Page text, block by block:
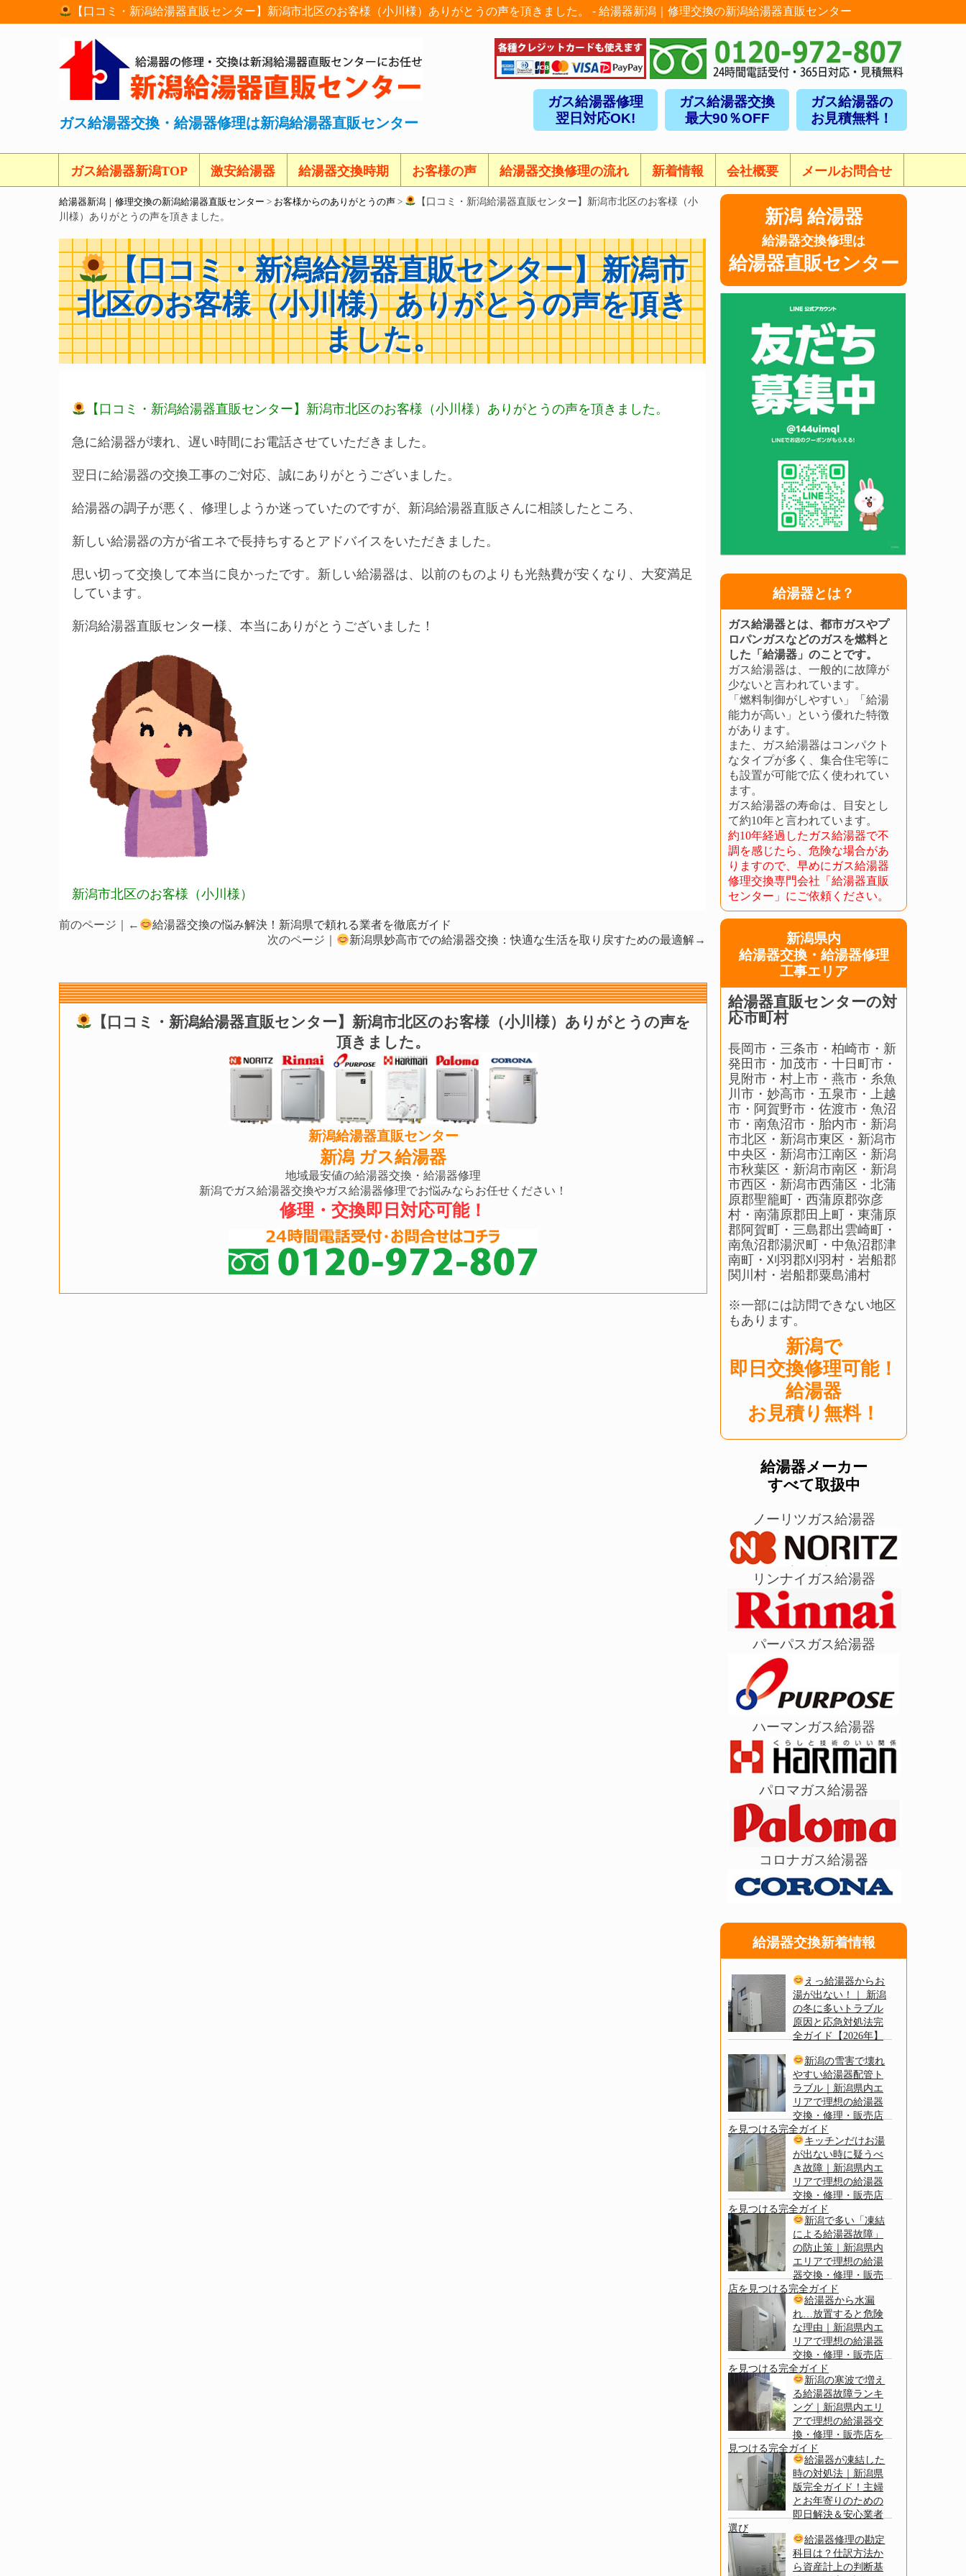
【口コミ・新潟給湯器直販センター】新潟市北区のお客様（小川様）ありがとうの声を頂きました。 - 給湯器新潟｜修理交換の新潟給湯器直販センター
ガス給湯器交換・給湯器修理は新潟給湯器直販センター
ガス給湯器の
お見積無料！
ガス給湯器交換
最大90％OFF
ガス給湯器修理
翌日対応OK!
ガス給湯器新潟TOP 激安給湯器 給湯器交換時期 お客様の声 給湯器交換修理の流れ 新着情報 会社概要 メールお問合せ
給湯器新潟｜修理交換の新潟給湯器直販センター > お客様からのありがとうの声 >
【口コミ・新潟給湯器直販センター】新潟市北区のお客様（小
川様）ありがとうの声を頂きました。
【口コミ・新潟給湯器直販センター】新潟市
北区のお客様（小川様）ありがとうの声を頂き
ました。
【口コミ・新潟給湯器直販センター】新潟市北区のお客様（小川様）ありがとうの声を頂きました。
急に給湯器が壊れ、遅い時間にお電話させていただきました。
翌日に給湯器の交換工事のご対応、誠にありがとうございました。
給湯器の調子が悪く、修理しようか迷っていたのですが、新潟給湯器直販さんに相談したところ、
新しい給湯器の方が省エネで長持ちするとアドバイスをいただきました。
思い切って交換して本当に良かったです。新しい給湯器は、以前のものよりも光熱費が安くなり、大変満足
しています。
新潟給湯器直販センター様、本当にありがとうございました！
新潟市北区のお客様（小川様）
前のページ｜←
給湯器交換の悩み解決！新潟県で頼れる業者を徹底ガイド
次のページ｜
新潟県妙高市での給湯器交換：快適な生活を取り戻すための最適解→
【口コミ・新潟給湯器直販センター】新潟市北区のお客様（小川様）ありがとうの声を
頂きました。
新潟給湯器直販センター
新潟 ガス給湯器
地域最安値の給湯器交換・給湯器修理
新潟でガス給湯器交換やガス給湯器修理でお悩みならお任せください！
修理・交換即日対応可能！
新潟 給湯器
給湯器交換修理は
給湯器直販センター
給湯器とは？
ガス給湯器とは、都市ガスやプ
ロパンガスなどのガスを燃料と
した「給湯器」のことです。
ガス給湯器は、一般的に故障が
少ないと言われています。
「燃料制御がしやすい」「給湯
能力が高い」という優れた特徴
があります。
また、ガス給湯器はコンパクト
なタイプが多く、集合住宅等に
も設置が可能で広く使われてい
ます。
ガス給湯器の寿命は、目安とし
て約10年と言われています。
約10年経過したガス給湯器で不
調を感じたら、危険な場合があ
りますので、早めにガス給湯器
修理交換専門会社「給湯器直販
センター」にご依頼ください。
新潟県内
給湯器交換・給湯器修理
工事エリア
給湯器直販センターの対
応市町村
長岡市・三条市・柏崎市・新
発田市・加茂市・十日町市・
見附市・村上市・燕市・糸魚
川市・妙高市・五泉市・上越
市・阿賀野市・佐渡市・魚沼
市・南魚沼市・胎内市・新潟
市北区・新潟市東区・新潟市
中央区・新潟市江南区・新潟
市秋葉区・新潟市南区・新潟
市西区・新潟市西蒲区・北蒲
原郡聖籠町・西蒲原郡弥彦
村・南蒲原郡田上町・東蒲原
郡阿賀町・三島郡出雲崎町・
南魚沼郡湯沢町・中魚沼郡津
南町・刈羽郡刈羽村・岩船郡
関川村・岩船郡粟島浦村
※一部には訪問できない地区
もあります。
新潟で
即日交換修理可能！
給湯器
お見積り無料！
給湯器メーカー
すべて取扱中
ノーリツガス給湯器
リンナイガス給湯器
パーパスガス給湯器
ハーマンガス給湯器
パロマガス給湯器
コロナガス給湯器
給湯器交換新着情報
えっ給湯器からお
湯が出ない！｜ 新潟
の冬に多いトラブル
原因と応急対処法完
全ガイド【2026年】
新潟の雪害で壊れ
やすい給湯器配管ト
ラブル｜新潟県内エ
リアで理想の給湯器
交換・修理・販売店
を見つける完全ガイド
キッチンだけお湯
が出ない時に疑うべ
き故障｜新潟県内エ
リアで理想の給湯器
交換・修理・販売店
を見つける完全ガイド
新潟で多い「凍結
による給湯器故障」
の防止策｜新潟県内
エリアで理想の給湯
器交換・修理・販売
店を見つける完全ガイド
給湯器から水漏
れ…放置すると危険
な理由｜新潟県内エ
リアで理想の給湯器
交換・修理・販売店
を見つける完全ガイド
新潟の寒波で増え
る給湯器故障ランキ
ング｜新潟県内エリ
アで理想の給湯器交
換・修理・販売店を
見つける完全ガイド
給湯器が凍結した
時の対処法｜新潟県
版完全ガイド！主婦
とお年寄りのための
即日解決＆安心業者
選び
給湯器修理の勘定
科目は？仕訳方法か
ら資産計上の判断基